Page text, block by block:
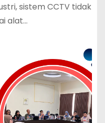
sistem CCTV tidak
alat…